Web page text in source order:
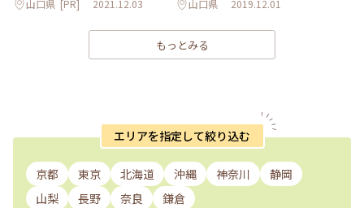
山口県 [PR] 2021.12.03 山口県 2019.12.01
もっとみる
エリアを指定して絞り込む
京都 東京 北海道 沖縄 神奈川
静岡
山梨
長野 奈良 鎌倉